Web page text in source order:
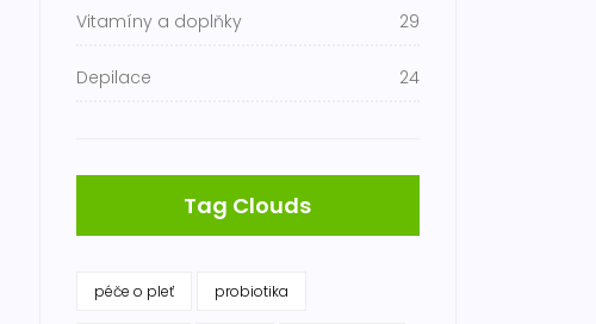
Vitamíny a doplňky 29
Depilace 24
Tag Clouds
péče o pleť probiotika